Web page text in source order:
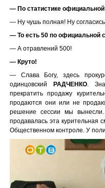
— По статистике
— Ну чушь полная! Ну
— То есть 50 по официальной
— А отравлений 500!
— Круто!
— Слава Богу, здесь
одинцовский
РАДЧЕНКО.
прекратить продажу
продаются они или не
решение сессии мы
продавалась эта курительная
Общественном контроле. У